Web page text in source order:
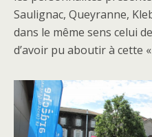
Saulignac, Queyranne,
dans le même sens celui
d’avoir pu aboutir à cette